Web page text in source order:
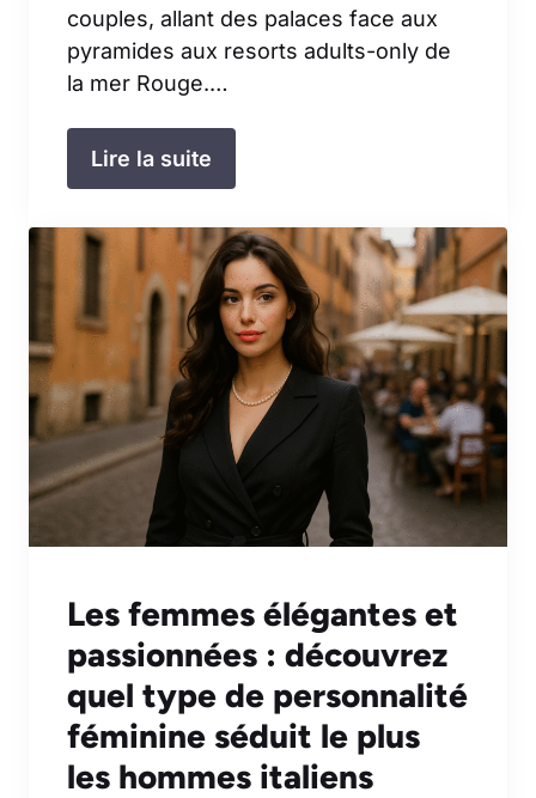
couples, allant des palaces face aux
pyramides aux resorts adults-only de
la mer Rouge.…
Lire la suite
Les femmes élégantes et
passionnées : découvrez
quel type de personnalité
féminine séduit le plus
les hommes italiens